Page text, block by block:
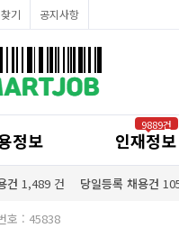
기 공지사항
정보 인재정보
9889건
건 1,489 건 당일등록 채용건
호 : 45838